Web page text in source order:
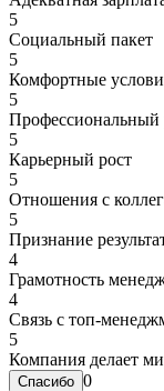
5
Социальный пакет
5
Комфортные
5
Профессиональный
5
Карьерный рост
5
Отношения с
5
Признание
4
Грамотность
4
Связь с топ-
5
Компания делает
0